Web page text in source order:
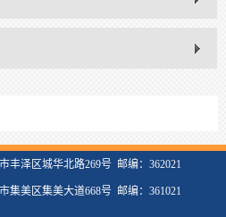
丰泽区城华北路269号 邮编：362021
集美区集美大道668号 邮编：361021